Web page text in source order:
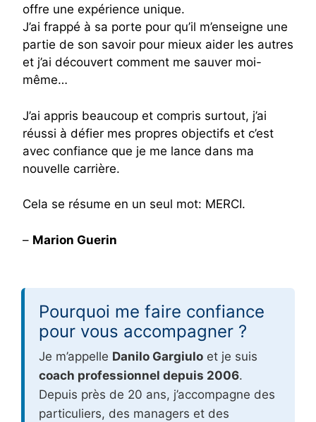
offre une expérience unique.
J’ai frappé à sa porte pour qu’il m’enseigne une
partie de son savoir pour mieux aider les autres
et j’ai découvert comment me sauver moi-
même…
J’ai appris beaucoup et compris surtout, j’ai
réussi à défier mes propres objectifs et c’est
avec confiance que je me lance dans ma
nouvelle carrière.
Cela se résume en un seul mot: MERCI.
– Marion Guerin
Pourquoi me faire confiance
pour vous accompagner ?
Je m’appelle Danilo Gargiulo et je suis
coach professionnel depuis 2006.
Depuis près de 20 ans, j’accompagne des
particuliers, des managers et des